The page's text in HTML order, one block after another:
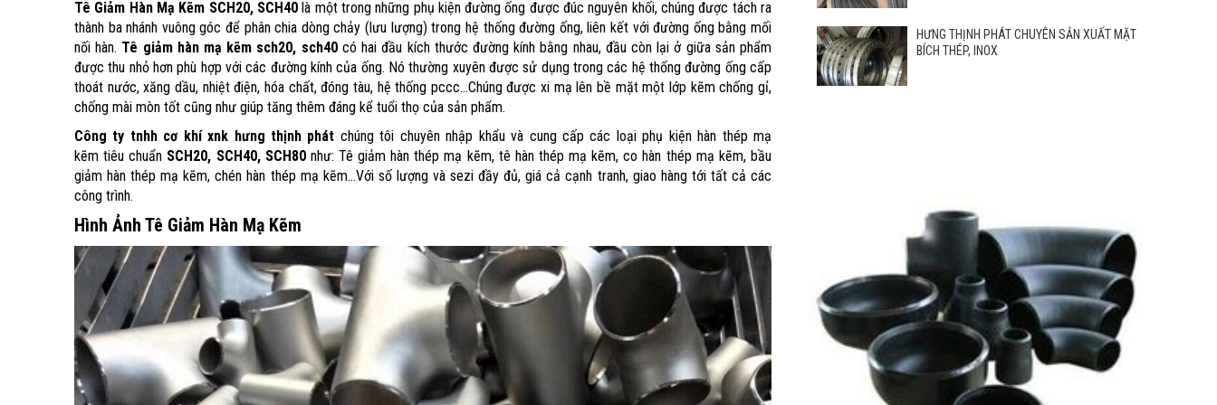
Tê Giảm Hàn Mạ Kẽm SCH20, SCH40là một trong những phụ kiện đường ống được đúc nguyên khối, chúng được tách ra
thành ba nhánh vuông góc để phân chia dòng chảy (lưu lượng) trong hệ thống đường ống, liên kết với đường ống bằng mối
nối hàn. Tê giảm hàn mạ kẽm sch20, sch40có hai đầu kích thước đường kính bằng nhau, đầu còn lại ở giữa sản phẩm
được thu nhỏ hơn phù hợp với các đường kính của ống. Nó thường xuyên được sử dụng trong các hệ thống đường ống cấp
thoát nước, xăng dầu, nhiệt điện, hóa chất, đóng tàu, hệ thống pccc...Chúng được xi mạ lên bề mặt một lớp kẽm chống gỉ,
chống mài mòn tốt cũng như giúp tăng thêm đáng kể tuổi thọ của sản phẩm.
Công ty tnhh cơ khí xnk hưng thịnh phát chúng tôi chuyên nhập khẩu và cung cấp các loại phụ kiện hàn thép mạ
kẽm tiêu chuẩn SCH20, SCH40, SCH80như: Tê giảm hàn thép mạ kẽm, tê hàn thép mạ kẽm, co hàn thép mạ kẽm, bầu
giảm hàn thép mạ kẽm, chén hàn thép mạ kẽm...Với số lượng và sezi đầy đủ, giá cả cạnh tranh, giao hàng tới tất cả các
công trình.
Hình Ảnh Tê Giảm Hàn Mạ Kẽm
HƯNG THỊNH PHÁT CHUYÊN SẢN XUẤT MẶT
BÍCH THÉP, INOX
Đăng ký tư vấn trực tiếp 24/7: 0969392616